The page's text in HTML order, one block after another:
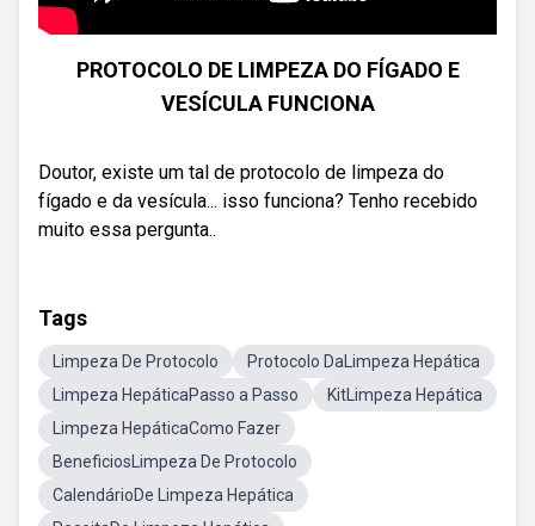
PROTOCOLO DE LIMPEZA DO FÍGADO E
VESÍCULA FUNCIONA
Doutor, existe um tal de protocolo de limpeza do
fígado e da vesícula... isso funciona? Tenho recebido
muito essa pergunta..
Tags
Limpeza De Protocolo
Protocolo DaLimpeza Hepática
Limpeza HepáticaPasso a Passo
KitLimpeza Hepática
Limpeza HepáticaComo Fazer
BeneficiosLimpeza De Protocolo
CalendárioDe Limpeza Hepática